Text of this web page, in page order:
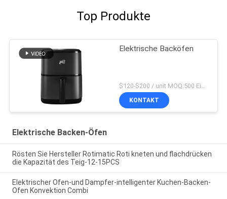
Top Produkte
Elektrische Backöfen
KONTAKT
Elektrische Backen-Öfen
Rösten Sie Hersteller Rotimatic Roti kneten und flachdrücken
die Kapazität des Teig-12-15PCS
Elektrischer Ofen-und Dampfer-intelligenter Kuchen-Backen-
Ofen Konvektion Combi